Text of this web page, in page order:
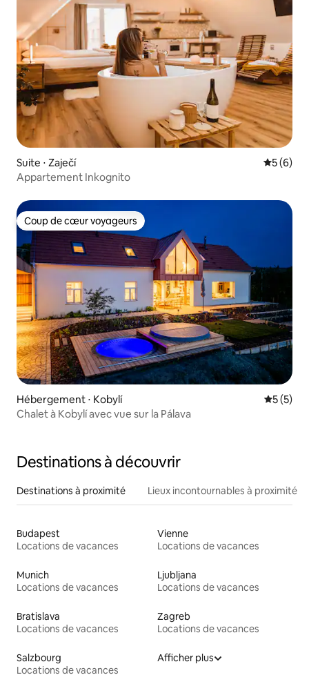
Suite ⋅ Zaječí
5 (6)
Appartement Inkognito
Coup de cœur voyageurs
Coup de cœur voyageurs
Hébergement ⋅ Kobylí
5 (5)
Chalet à Kobylí avec vue sur la Pálava
Destinations à découvrir
Destinations à proximité Lieux incontournables à proximité
Budapest
Locations de vacances
Vienne
Locations de vacances
Munich
Locations de vacances
Ljubljana
Locations de vacances
Bratislava
Locations de vacances
Zagreb
Locations de vacances
Salzbourg
Locations de vacances
Afficher plus